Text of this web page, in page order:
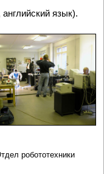
английский язык).
робототехники